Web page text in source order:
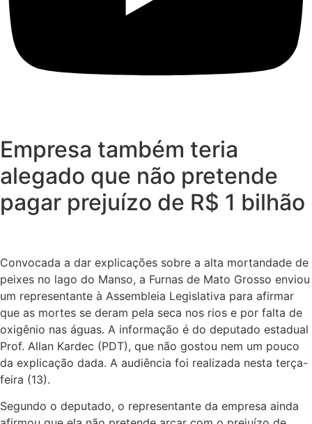
Empresa também teria
alegado que não pretende
pagar prejuízo de R$ 1 bilhão
Convocada a dar explicações sobre a alta mortandade de
peixes no lago do Manso, a Furnas de Mato Grosso enviou
um representante à Assembleia Legislativa para afirmar
que as mortes se deram pela seca nos rios e por falta de
oxigênio nas águas. A informação é do deputado estadual
Prof. Allan Kardec (PDT), que não gostou nem um pouco
da explicação dada. A audiência foi realizada nesta terça-
feira (13).
Segundo o deputado, o representante da empresa ainda